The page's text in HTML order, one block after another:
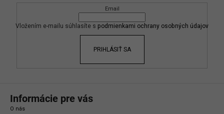
Email
Vložením e-mailu súhlasíte s podmienkami ochrany osobných údajov
PRIHLÁSIŤ SA
Informácie pre vás
O nás